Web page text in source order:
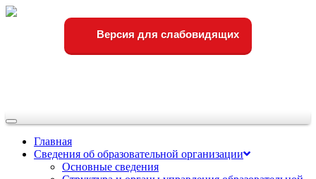
Версия для слабовидящих
Переключить
навигацииГлавная
Сведения об образовательной организации
Основные сведения